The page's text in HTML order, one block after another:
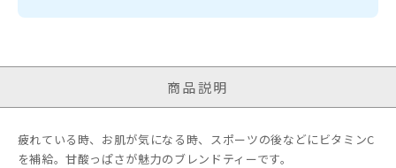
商品説明
疲れている時、お肌が気になる時、スポーツの後などにビタミンC
を補給。甘酸っぱさが魅力のブレンドティーです。